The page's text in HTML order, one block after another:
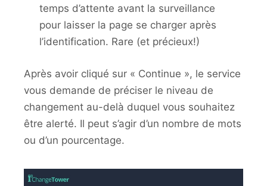
temps d’attente avant la surveillance
pour laisser la page se charger après
l’identification. Rare (et précieux!)
Après avoir cliqué sur « Continue », le service
vous demande de préciser le niveau de
changement au-delà duquel vous souhaitez
être alerté. Il peut s’agir d’un nombre de mots
ou d’un pourcentage.